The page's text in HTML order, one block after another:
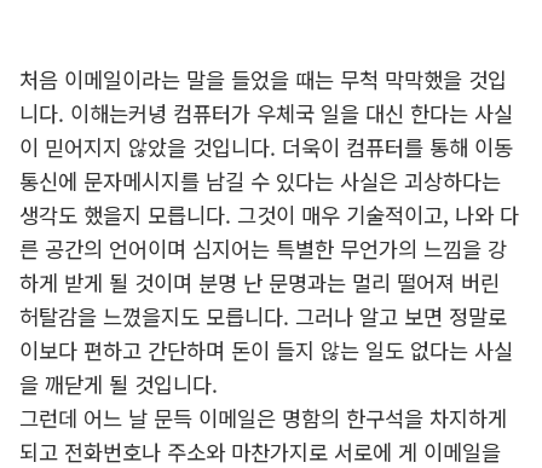
처음 이메일이라는 말을 들었을 때는 무척 막막했을 것입
니다. 이해는커녕 컴퓨터가 우체국 일을 대신 한다는 사실
이 믿어지지 않았을 것입니다. 더욱이 컴퓨터를 통해 이동
통신에 문자메시지를 남길 수 있다는 사실은 괴상하다는
생각도 했을지 모릅니다. 그것이 매우 기술적이고, 나와 다
른 공간의 언어이며 심지어는 특별한 무언가의 느낌을 강
하게 받게 될 것이며 분명 난 문명과는 멀리 떨어져 버린
허탈감을 느꼈을지도 모릅니다. 그러나 알고 보면 정말로
이보다 편하고 간단하며 돈이 들지 않는 일도 없다는 사실
을 깨닫게 될 것입니다.
그런데 어느 날 문득 이메일은 명함의 한구석을 차지하게
되고 전화번호나 주소와 마찬가지로 서로에 게 이메일을